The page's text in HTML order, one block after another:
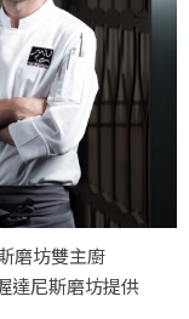
磨坊雙主廚
達尼斯磨坊提供